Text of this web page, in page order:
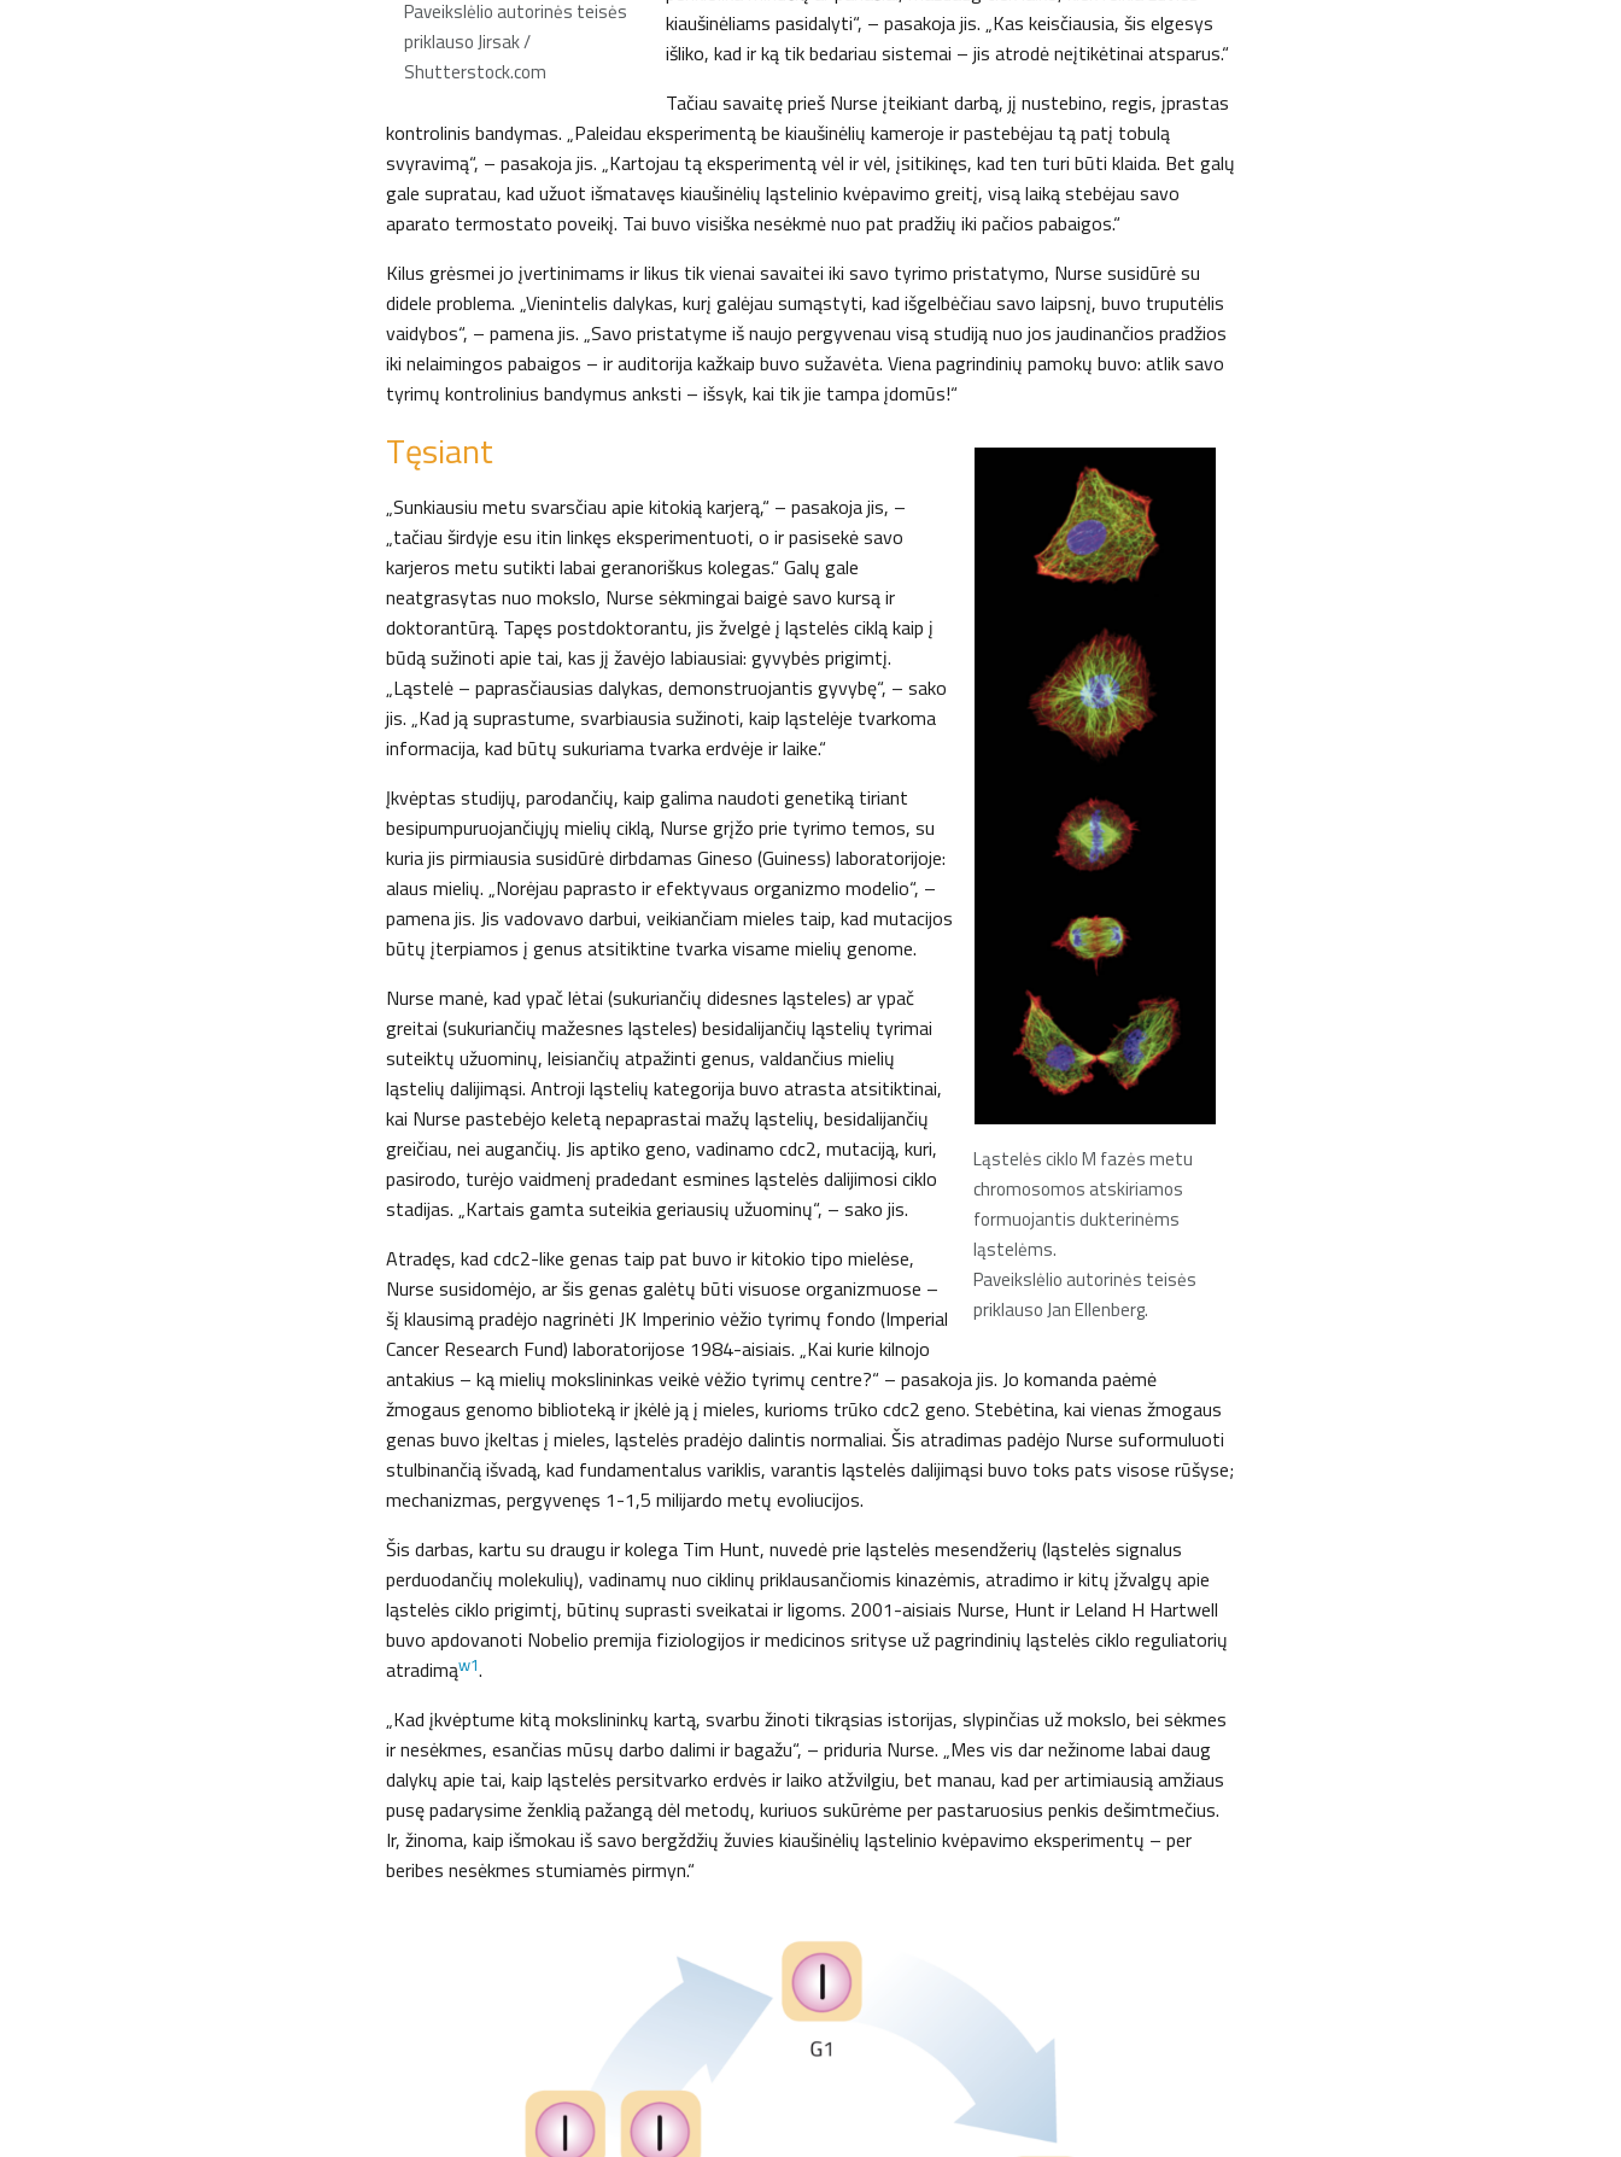
Paveikslėlio autorinės teisės
priklauso Jirsak /
Shutterstock.com
kiaušinėliams pasidalyti“, – pasakoja jis. „Kas keisčiausia, šis elgesys
išliko, kad ir ką tik bedariau sistemai – jis atrodė neįtikėtinai atsparus.“
Tačiau savaitę prieš Nurse įteikiant darbą, jį nustebino, regis, įprastas
kontrolinis bandymas. „Paleidau eksperimentą be kiaušinėlių kameroje ir pastebėjau tą patį tobulą
svyravimą“, – pasakoja jis. „Kartojau tą eksperimentą vėl ir vėl, įsitikinęs, kad ten turi būti klaida. Bet galų
gale supratau, kad užuot išmatavęs kiaušinėlių ląstelinio kvėpavimo greitį, visą laiką stebėjau savo
aparato termostato poveikį. Tai buvo visiška nesėkmė nuo pat pradžių iki pačios pabaigos.“
Kilus grėsmei jo įvertinimams ir likus tik vienai savaitei iki savo tyrimo pristatymo, Nurse susidūrė su
didele problema. „Vienintelis dalykas, kurį galėjau sumąstyti, kad išgelbėčiau savo laipsnį, buvo truputėlis
vaidybos“, – pamena jis. „Savo pristatyme iš naujo pergyvenau visą studiją nuo jos jaudinančios pradžios
iki nelaimingos pabaigos – ir auditorija kažkaip buvo sužavėta. Viena pagrindinių pamokų buvo: atlik savo
tyrimų kontrolinius bandymus anksti – išsyk, kai tik jie tampa įdomūs!“
Ląstelės ciklo M fazės metu
chromosomos atskiriamos
formuojantis dukterinėms
ląstelėms.
Paveikslėlio autorinės teisės
priklauso Jan Ellenberg.
Tęsiant
„Sunkiausiu metu svarsčiau apie kitokią karjerą,“ – pasakoja jis, –
„tačiau širdyje esu itin linkęs eksperimentuoti, o ir pasisekė savo
karjeros metu sutikti labai geranoriškus kolegas.“ Galų gale
neatgrasytas nuo mokslo, Nurse sėkmingai baigė savo kursą ir
doktorantūrą. Tapęs postdoktorantu, jis žvelgė į ląstelės ciklą kaip į
būdą sužinoti apie tai, kas jį žavėjo labiausiai: gyvybės prigimtį.
„Ląstelė – paprasčiausias dalykas, demonstruojantis gyvybę“, – sako
jis. „Kad ją suprastume, svarbiausia sužinoti, kaip ląstelėje tvarkoma
informacija, kad būtų sukuriama tvarka erdvėje ir laike.“
Įkvėptas studijų, parodančių, kaip galima naudoti genetiką tiriant
besipumpuruojančiųjų mielių ciklą, Nurse grįžo prie tyrimo temos, su
kuria jis pirmiausia susidūrė dirbdamas Gineso (Guiness) laboratorijoje:
alaus mielių. „Norėjau paprasto ir efektyvaus organizmo modelio“, –
pamena jis. Jis vadovavo darbui, veikiančiam mieles taip, kad mutacijos
būtų įterpiamos į genus atsitiktine tvarka visame mielių genome.
Nurse manė, kad ypač lėtai (sukuriančių didesnes ląsteles) ar ypač
greitai (sukuriančių mažesnes ląsteles) besidalijančių ląstelių tyrimai
suteiktų užuominų, leisiančių atpažinti genus, valdančius mielių
ląstelių dalijimąsi. Antroji ląstelių kategorija buvo atrasta atsitiktinai,
kai Nurse pastebėjo keletą nepaprastai mažų ląstelių, besidalijančių
greičiau, nei augančių. Jis aptiko geno, vadinamo cdc2, mutaciją, kuri,
pasirodo, turėjo vaidmenį pradedant esmines ląstelės dalijimosi ciklo
stadijas. „Kartais gamta suteikia geriausių užuominų“, – sako jis.
Atradęs, kad cdc2-like genas taip pat buvo ir kitokio tipo mielėse,
Nurse susidomėjo, ar šis genas galėtų būti visuose organizmuose –
šį klausimą pradėjo nagrinėti JK Imperinio vėžio tyrimų fondo (Imperial
Cancer Research Fund) laboratorijose 1984-aisiais. „Kai kurie kilnojo
antakius – ką mielių mokslininkas veikė vėžio tyrimų centre?“ – pasakoja jis. Jo komanda paėmė
žmogaus genomo biblioteką ir įkėlė ją į mieles, kurioms trūko cdc2 geno. Stebėtina, kai vienas žmogaus
genas buvo įkeltas į mieles, ląstelės pradėjo dalintis normaliai. Šis atradimas padėjo Nurse suformuluoti
stulbinančią išvadą, kad fundamentalus variklis, varantis ląstelės dalijimąsi buvo toks pats visose rūšyse;
mechanizmas, pergyvenęs 1-1,5 milijardo metų evoliucijos.
Šis darbas, kartu su draugu ir kolega Tim Hunt, nuvedė prie ląstelės mesendžerių (ląstelės signalus
perduodančių molekulių), vadinamų nuo ciklinų priklausančiomis kinazėmis, atradimo ir kitų įžvalgų apie
ląstelės ciklo prigimtį, būtinų suprasti sveikatai ir ligoms. 2001-aisiais Nurse, Hunt ir Leland H Hartwell
buvo apdovanoti Nobelio premija fiziologijos ir medicinos srityse už pagrindinių ląstelės ciklo reguliatorių
atradimąw1.
„Kad įkvėptume kitą mokslininkų kartą, svarbu žinoti tikrąsias istorijas, slypinčias už mokslo, bei sėkmes
ir nesėkmes, esančias mūsų darbo dalimi ir bagažu“, – priduria Nurse. „Mes vis dar nežinome labai daug
dalykų apie tai, kaip ląstelės persitvarko erdvės ir laiko atžvilgiu, bet manau, kad per artimiausią amžiaus
pusę padarysime ženklią pažangą dėl metodų, kuriuos sukūrėme per pastaruosius penkis dešimtmečius.
Ir, žinoma, kaip išmokau iš savo bergždžių žuvies kiaušinėlių ląstelinio kvėpavimo eksperimentų – per
beribes nesėkmes stumiamės pirmyn.“